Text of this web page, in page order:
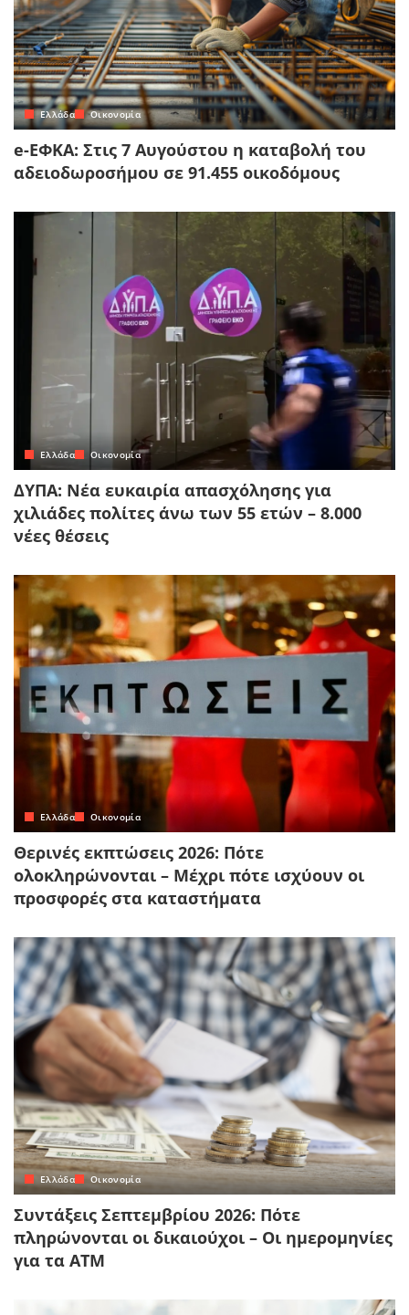
Ελλάδα Οικονομία
e-ΕΦΚΑ: Στις 7 Αυγούστου η καταβολή του
αδειοδωροσήμου σε 91.455 οικοδόμους
Ελλάδα Οικονομία
ΔΥΠΑ: Νέα ευκαιρία απασχόλησης για
χιλιάδες πολίτες άνω των 55 ετών – 8.000
νέες θέσεις
Ελλάδα Οικονομία
Θερινές εκπτώσεις 2026: Πότε
ολοκληρώνονται – Μέχρι πότε ισχύουν οι
προσφορές στα καταστήματα
Ελλάδα Οικονομία
Συντάξεις Σεπτεμβρίου 2026: Πότε
πληρώνονται οι δικαιούχοι – Οι ημερομηνίες
για τα ΑΤΜ